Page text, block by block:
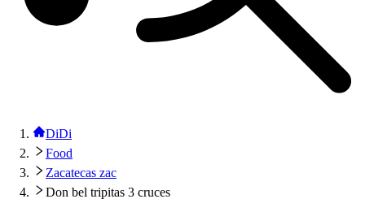
DiDi
Food
Zacatecas zac
Don bel tripitas 3 cruces